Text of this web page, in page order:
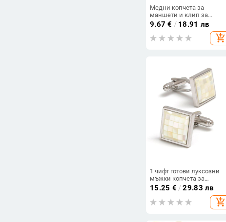
Медни копчета за
маншети и клип за
вратовръзка, геометричен
дизайн, електроплакиран
завършек, мъжки стил за
9.67 € / 18.91 лв
add_shopping_cart
1 чифт готови луксозни
мъжки копчета за
ръкавели с квадратен
сребърен дизайн,
достъпни за
трансграничен достъп
15.25 € /29.83 лв
add_shopping_cart